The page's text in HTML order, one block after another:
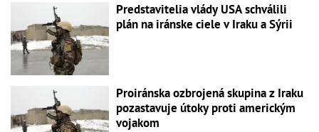
Predstavitelia vlády USA schválili
plán na iránske ciele v Iraku a Sýrii
Proiránska ozbrojená skupina z Iraku
pozastavuje útoky proti americkým
vojakom